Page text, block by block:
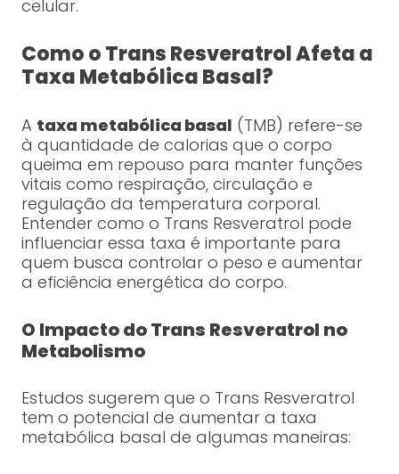
celular.
Como o Trans Resveratrol Afeta a
Taxa Metabólica Basal?
A taxa metabólica basal (TMB) refere-se
à quantidade de calorias que o corpo
queima em repouso para manter funções
vitais como respiração, circulação e
regulação da temperatura corporal.
Entender como o Trans Resveratrol pode
influenciar essa taxa é importante para
quem busca controlar o peso e aumentar
a eficiência energética do corpo.
O Impacto do Trans Resveratrol no
Metabolismo
Estudos sugerem que o Trans Resveratrol
tem o potencial de aumentar a taxa
metabólica basal de algumas maneiras: